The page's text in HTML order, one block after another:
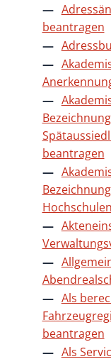
beantragen
beantragen
Als
beantragen
Als